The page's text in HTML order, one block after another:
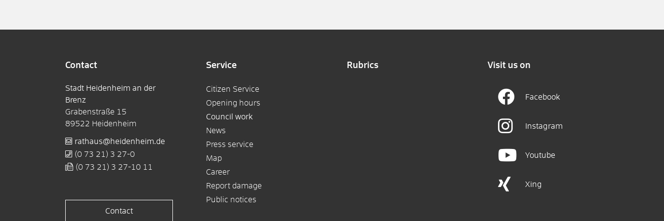
Contact
Stadt Heidenheim an der
Brenz
Grabenstraße 15
89522 Heidenheim
rathaus@heidenheim.de
(0 73 21) 3 27-0
(0 73 21) 3 27-10 11
Contact
Service
Citizen Service
Opening hours
Council work
News
Press service
Map
Career
Report damage
Public notices
Rubrics Visit us on
Facebook
Instagram
Youtube
Xing